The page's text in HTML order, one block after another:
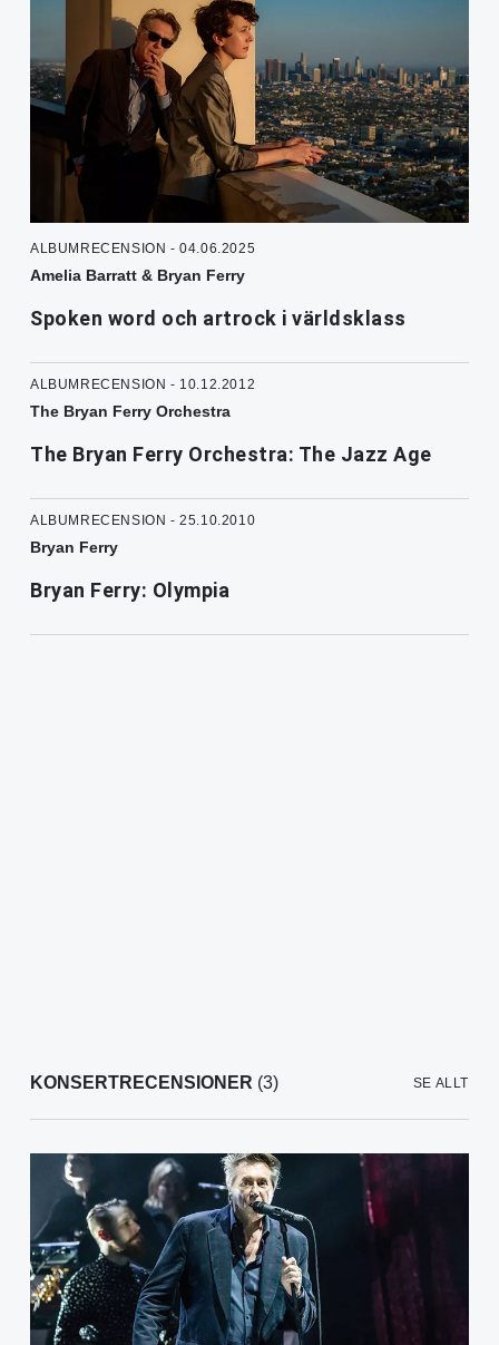
ALBUMRECENSION - 04.06.2025
Amelia Barratt & Bryan Ferry
Spoken word och artrock i världsklass
ALBUMRECENSION - 10.12.2012
The Bryan Ferry Orchestra
The Bryan Ferry Orchestra: The Jazz Age
ALBUMRECENSION - 25.10.2010
Bryan Ferry
Bryan Ferry: Olympia
KONSERTRECENSIONER (3) SE ALLT